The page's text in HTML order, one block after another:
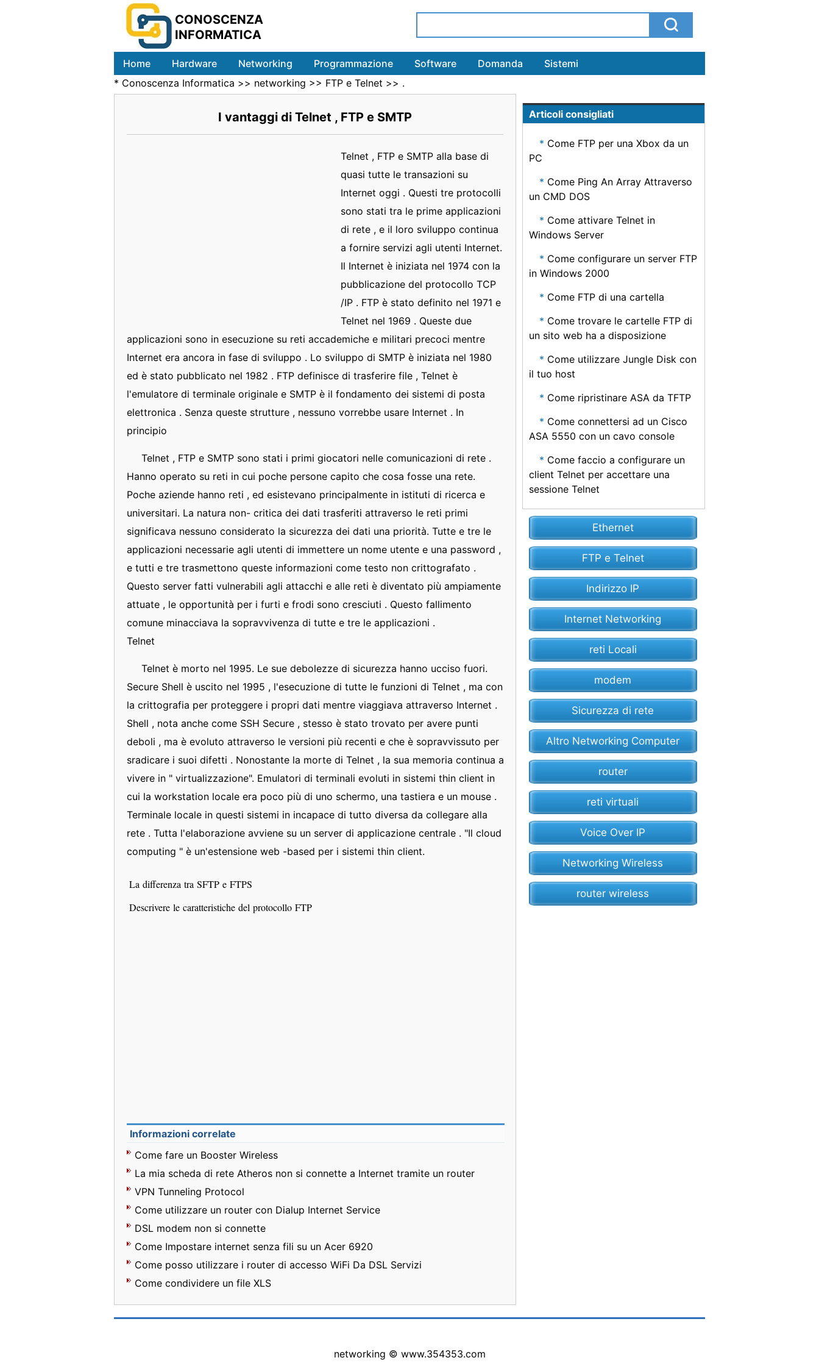
CONOSCENZA
INFORMATICA
Home Hardware Networking Programmazione Software Domanda
Sistemi
* Conoscenza Informatica >> networking >> FTP e Telnet >> .
I vantaggi di Telnet , FTP e SMTP
Telnet , FTP e SMTP alla base di
quasi tutte le transazioni su
Internet oggi . Questi tre protocolli
sono stati tra le prime applicazioni
di rete , e il loro sviluppo continua
a fornire servizi agli utenti Internet.
Il Internet è iniziata nel 1974 con la
pubblicazione del protocollo TCP
/IP . FTP è stato definito nel 1971 e
Telnet nel 1969 . Queste due
applicazioni sono in esecuzione su reti accademiche e militari precoci mentre
Internet era ancora in fase di sviluppo . Lo sviluppo di SMTP è iniziata nel 1980
ed è stato pubblicato nel 1982 . FTP definisce di trasferire file , Telnet è
l'emulatore di terminale originale e SMTP è il fondamento dei sistemi di posta
elettronica . Senza queste strutture , nessuno vorrebbe usare Internet . In
principio
Telnet , FTP e SMTP sono stati i primi giocatori nelle comunicazioni di rete .
Hanno operato su reti in cui poche persone capito che cosa fosse una rete.
Poche aziende hanno reti , ed esistevano principalmente in istituti di ricerca e
universitari. La natura non- critica dei dati trasferiti attraverso le reti primi
significava nessuno considerato la sicurezza dei dati una priorità. Tutte e tre le
applicazioni necessarie agli utenti di immettere un nome utente e una password ,
e tutti e tre trasmettono queste informazioni come testo non crittografato .
Questo server fatti vulnerabili agli attacchi e alle reti è diventato più ampiamente
attuate , le opportunità per i furti e frodi sono cresciuti . Questo fallimento
comune minacciava la sopravvivenza di tutte e tre le applicazioni .
Telnet
Telnet è morto nel 1995. Le sue debolezze di sicurezza hanno ucciso fuori.
Secure Shell è uscito nel 1995 , l'esecuzione di tutte le funzioni di Telnet , ma con
la crittografia per proteggere i propri dati mentre viaggiava attraverso Internet .
Shell , nota anche come SSH Secure , stesso è stato trovato per avere punti
deboli , ma è evoluto attraverso le versioni più recenti e che è sopravvissuto per
sradicare i suoi difetti . Nonostante la morte di Telnet , la sua memoria continua a
vivere in " virtualizzazione". Emulatori di terminali evoluti in sistemi thin client in
cui la workstation locale era poco più di uno schermo, una tastiera e un mouse .
Terminale locale in questi sistemi in incapace di tutto diversa da collegare alla
rete . Tutta l'elaborazione avviene su un server di applicazione centrale . "Il cloud
computing " è un'estensione web -based per i sistemi thin client.
La differenza tra SFTP e FTPS
Descrivere le caratteristiche del protocollo FTP
Informazioni correlate
Come fare un Booster Wireless
La mia scheda di rete Atheros non si connette a Internet tramite un router
VPN Tunneling Protocol
Come utilizzare un router con Dialup Internet Service
DSL modem non si connette
Come Impostare internet senza fili su un Acer 6920
Come posso utilizzare i router di accesso WiFi Da DSL Servizi
Come condividere un file XLS
Articoli consigliati
Come FTP per una Xbox da un
PC
Come Ping An Array Attraverso
un CMD DOS
Come attivare Telnet in
Windows Server
Come configurare un server FTP
in Windows 2000
Come FTP di una cartella
Come trovare le cartelle FTP di
un sito web ha a disposizione
Come utilizzare Jungle Disk con
il tuo host
Come ripristinare ASA da TFTP
Come connettersi ad un Cisco
ASA 5550 con un cavo console
Come faccio a configurare un
client Telnet per accettare una
sessione Telnet
Ethernet
FTP e Telnet
Indirizzo IP
Internet Networking
reti Locali
modem
Sicurezza di rete
Altro Networking Computer
router
reti virtuali
Voice Over IP
Networking Wireless
router wireless
networking © www.354353.com